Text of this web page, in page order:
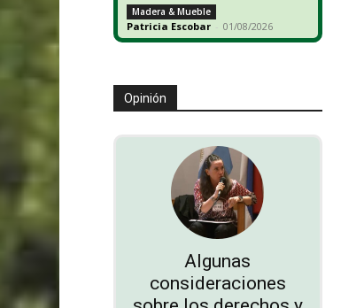
Madera & Mueble
Patricia Escobar - 01/08/2026
Opinión
Algunas
consideraciones